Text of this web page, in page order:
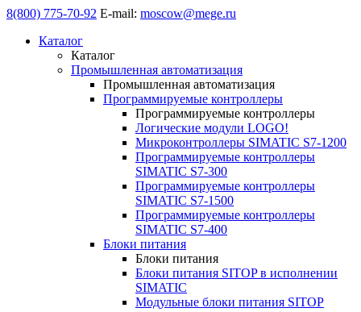
8(800) 775-70-92 E-mail: moscow@mege.ru
Каталог
Каталог
Промышленная автоматизация
Промышленная автоматизация
Программируемые контроллеры
Программируемые контроллеры
Логические модули LOGO!
Микроконтроллеры SIMATIC S7-1200
Программируемые контроллеры
SIMATIC S7-300
Программируемые контроллеры
SIMATIC S7-1500
Программируемые контроллеры
SIMATIC S7-400
Блоки питания
Блоки питания
Блоки питания SITOP в исполнении
SIMATIC
Модульные блоки питания SITOP